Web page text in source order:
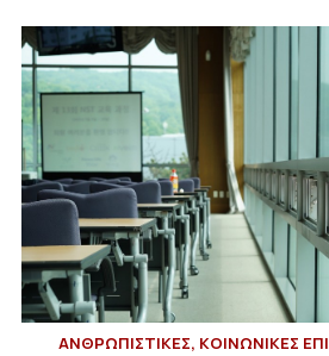
ΑΝΘΡΩΠΙΣΤΙΚΕΣ, ΚΟΙΝΩΝΙΚΕΣ